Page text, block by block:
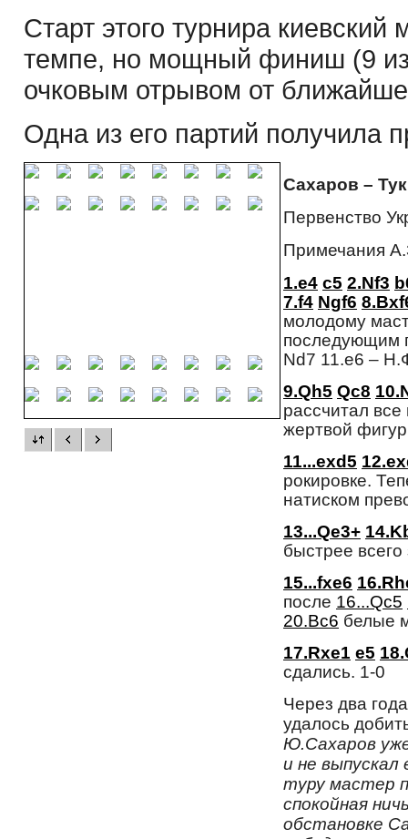
Старт этого турнира
темпе, но мощный финиш (9 из
очковым отрывом от
Одна из его партий получила
Сахаров –
Первенство
Примечания
1.e4 c5 2.Nf3
7.f4 Ngf6
молодому
последующим
Nd7 11.e6 –
9.Qh5 Qc8
рассчитал
жертвой
11...exd5
рокировке.
натиском
13...Qe3+
быстрее всего
15...fxe6
после 16...Qc5
20.Bc6 белые
17.Rxe1 e5
сдались. 1-0
Через два
удалось
Ю.Сахаров
и не выпускал
туру мастер
спокойная
обстановке